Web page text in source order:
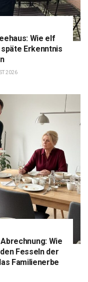
Wie elf
Erkenntnis
2026
Wie
Fesseln der
Familienerbe